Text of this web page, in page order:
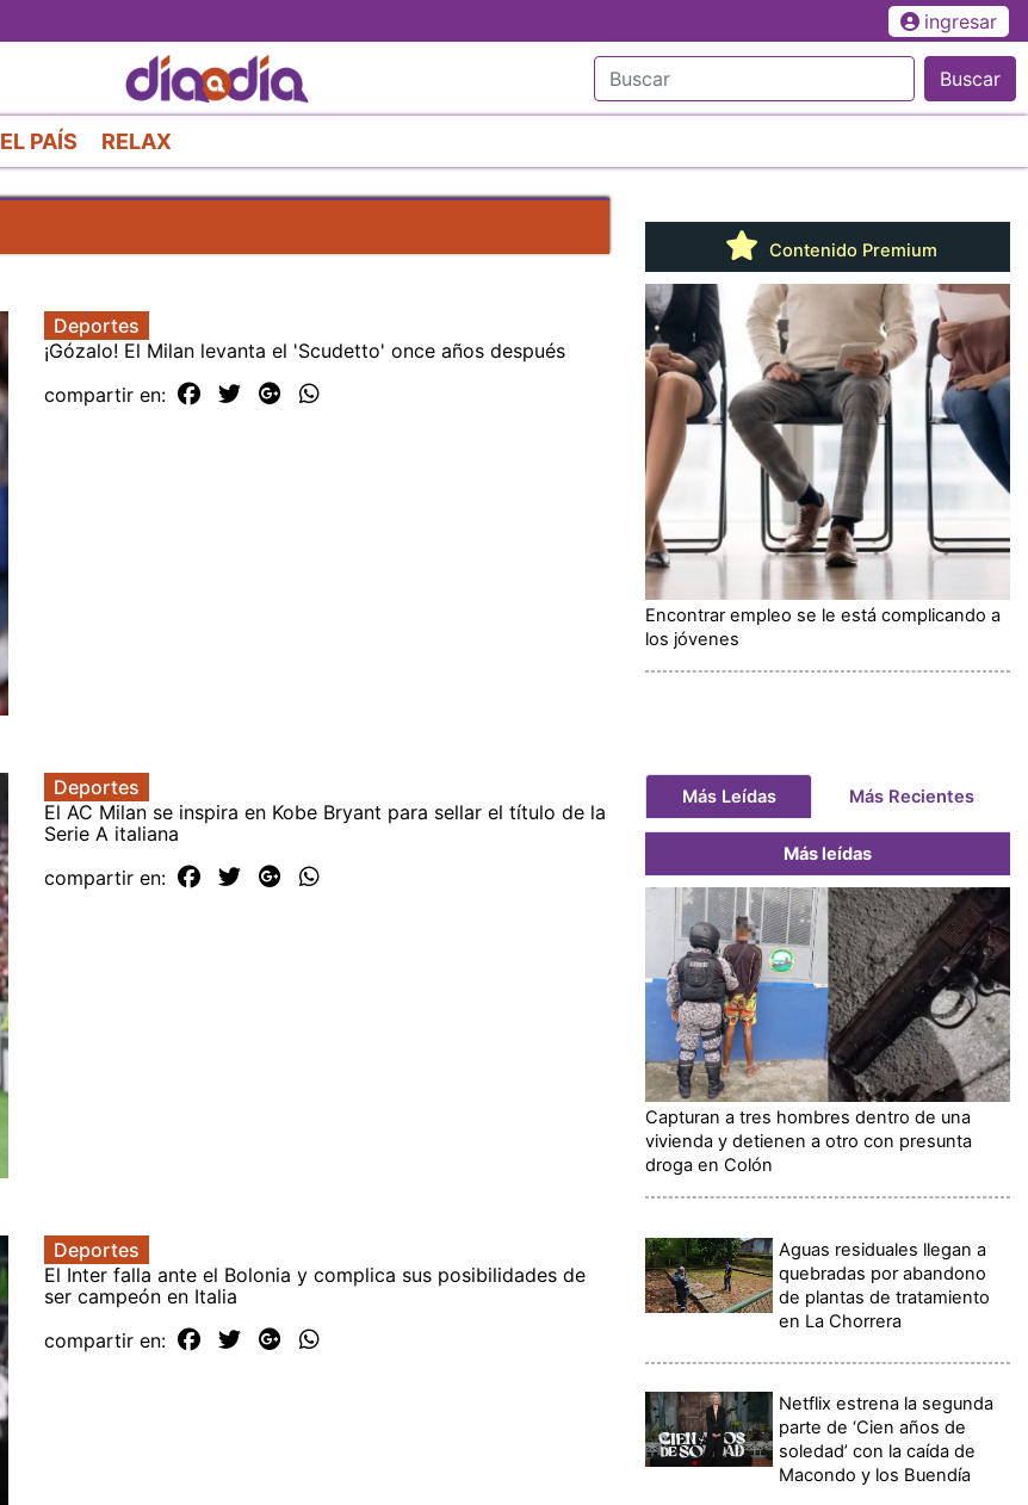
al
contenido
principal
ingresar
Buscar
EL PAÍS RELAX
Deportes
¡Gózalo! El Milan levanta el 'Scudetto' once años después
compartir en:
Deportes
El AC Milan se inspira en Kobe Bryant para sellar el título de la
Serie A italiana
compartir en:
Deportes
El Inter falla ante el Bolonia y complica sus posibilidades de
ser campeón en Italia
compartir en:
Contenido Premium
Encontrar empleo se le está complicando a
los jóvenes
Más Leídas Más Recientes
Más leídas
Capturan a tres hombres dentro de una
vivienda y detienen a otro con presunta
droga en Colón
Aguas residuales llegan a
quebradas por abandono
de plantas de tratamiento
en La Chorrera
Netflix estrena la segunda
parte de ‘Cien años de
soledad’ con la caída de
Macondo y los Buendía